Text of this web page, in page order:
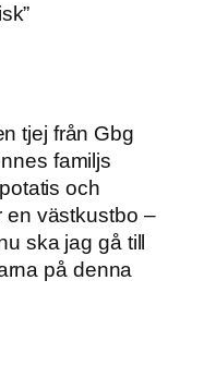
tjej från Gbg
familjs
och
en västkustbo –
ska jag gå till
på denna